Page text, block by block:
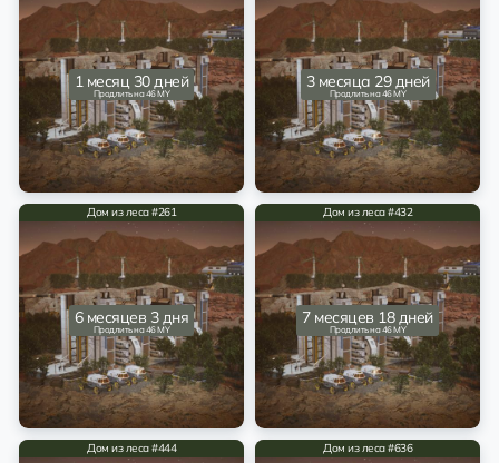
1 месяц 30 дней
Продлить на 46 MY
3 месяца 29 дней
Продлить на 46 MY
Дом из леса #261
6 месяцев 3 дня
Продлить на 46 MY
Дом из леса #432
7 месяцев 18 дней
Продлить на 46 MY
Дом из леса #444 Дом из леса #636